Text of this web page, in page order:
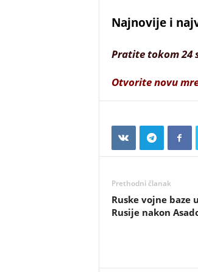
Najnovije i
Pratite tokom 24
Otvorite novu
Prethodni članak
Ruske vojne baze
Rusije nakon